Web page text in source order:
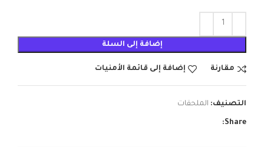
إضافة إلى السلة
مقارنة إضافة إلى قائمة الأمنيات
التصنيف: الملحقات
Share: